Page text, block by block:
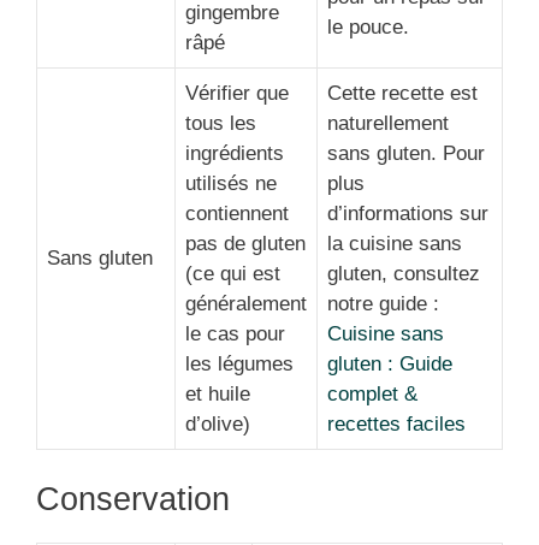
gingembre
râpé
le pouce.
Sans gluten
Vérifier que
tous les
ingrédients
utilisés ne
contiennent
pas de gluten
(ce qui est
généralement
le cas pour
les légumes
et huile
d’olive)
Cette recette est
naturellement
sans gluten. Pour
plus
d’informations sur
la cuisine sans
gluten, consultez
notre guide :
Cuisine sans
gluten : Guide
complet &
recettes faciles
Conservation